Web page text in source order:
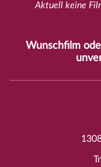
Aktuell keine
Wunschfilm